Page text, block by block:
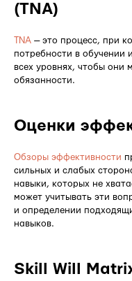
(TNA)
TNA — это процесс, при
потребности в обучении
всех уровнях, чтобы они
обязанности.
Оценки
Обзоры эффективности
сильных и слабых
навыки, которых не
может учитывать эти
и определении
навыков.
Skill Will